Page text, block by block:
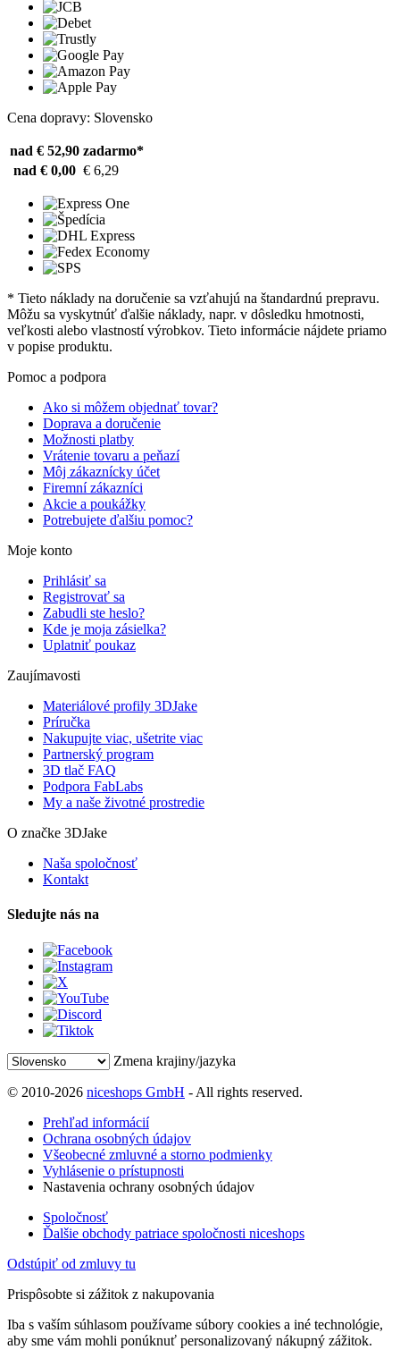
Cena dopravy: Slovensko
nad € 52,90 zadarmo*
nad € 0,00 € 6,29
* Tieto náklady na doručenie sa vzťahujú na štandardnú prepravu.
Môžu sa vyskytnúť ďalšie náklady, napr. v dôsledku hmotnosti,
veľkosti alebo vlastností výrobkov. Tieto informácie nájdete priamo
v popise produktu.
Pomoc a podpora
Ako si môžem objednať tovar?
Doprava a doručenie
Možnosti platby
Vrátenie tovaru a peňazí
Môj zákaznícky účet
Firemní zákazníci
Akcie a poukážky
Potrebujete ďalšiu pomoc?
Moje konto
Prihlásiť sa
Registrovať sa
Zabudli ste heslo?
Kde je moja zásielka?
Uplatniť poukaz
Zaujímavosti
Materiálové profily 3DJake
Príručka
Nakupujte viac, ušetrite viac
Partnerský program
3D tlač FAQ
Podpora FabLabs
My a naše životné prostredie
O značke 3DJake
Naša spoločnosť
Kontakt
Sledujte nás na
Zmena krajiny/jazyka
© 2010-2026 niceshops GmbH - All rights reserved.
Prehľad informácií
Ochrana osobných údajov
Všeobecné zmluvné a storno podmienky
Vyhlásenie o prístupnosti
Nastavenia ochrany osobných údajov
Spoločnosť
Ďalšie obchody patriace spoločnosti niceshops
Odstúpiť od zmluvy tu
Prispôsobte si zážitok z nakupovania
Iba s vaším súhlasom používame súbory cookies a iné technológie,
aby sme vám mohli ponúknuť personalizovaný nákupný zážitok.